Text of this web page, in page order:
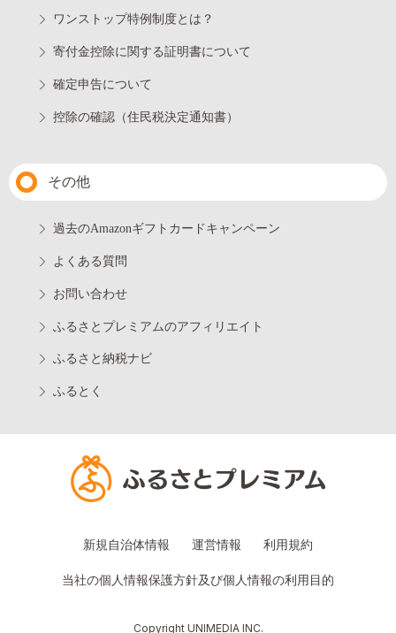
ワンストップ特例制度とは？
寄付金控除に関する証明書について
確定申告について
控除の確認（住民税決定通知書）
その他
過去のAmazonギフトカードキャンペーン
よくある質問
お問い合わせ
ふるさとプレミアムのアフィリエイト
ふるさと納税ナビ
ふるとく
新規自治体情報 運営情報 利用規約
当社の個人情報保護方針及び個人情報の利用目的
Copyright UNIMEDIA INC.